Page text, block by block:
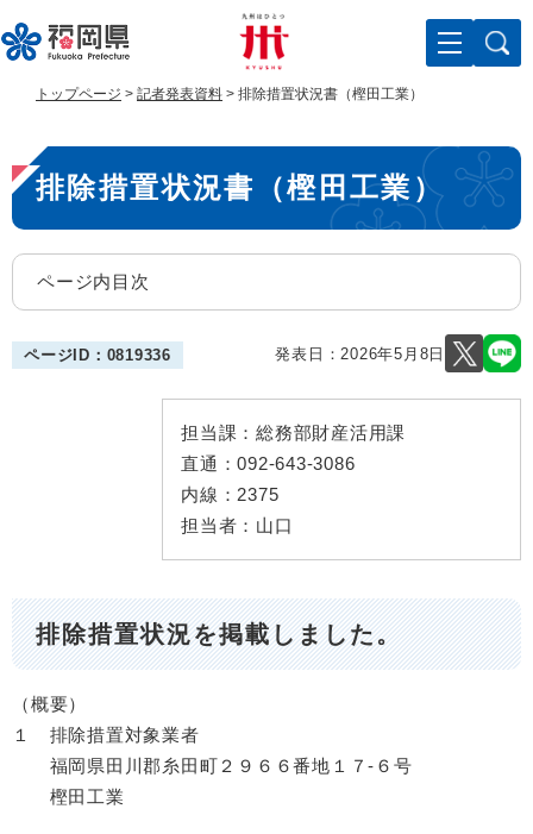
ー
ジ
で
す
ニ
ュ
ば
し
文
トップページ > 記者発表資料 > 排除措置状況書（樫田工業）
本
文
排除措置状況書（樫田工業）
ページ内目次
ページID：0819336 発表日：2026年5月8日
担当課： 総務部財産活用課
直通：092-643-3086
内線： 2375
担当者： 山口
排除措置状況を掲載しました。
（概要）
１ 排除措置対象業者
福岡県田川郡糸田町２９６６番地１７-６号
樫田工業